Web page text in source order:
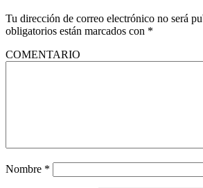
Tu dirección de correo electrónico no será
obligatorios están marcados con *
COMENTARIO
Nombre *